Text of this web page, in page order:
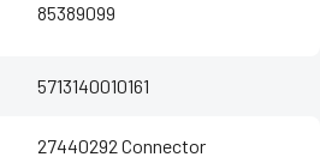
85389099
5713140010161
27440292 Connector